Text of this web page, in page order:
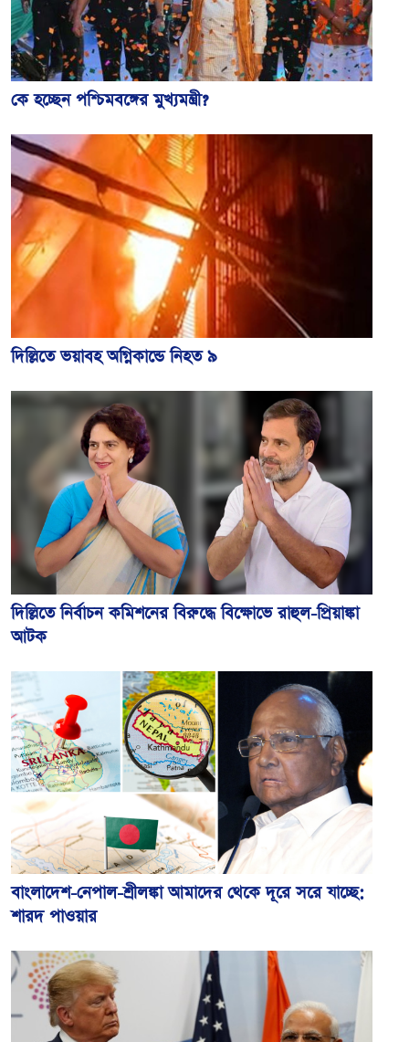
কে হচ্ছেন পশ্চিমবঙ্গের মুখ্যমন্ত্রী?
দিল্লিতে ভয়াবহ অগ্নিকান্ডে নিহত ৯
দিল্লিতে নির্বাচন কমিশনের বিরুদ্ধে বিক্ষোভে রাহুল-প্রিয়াঙ্কা
আটক
বাংলাদেশ-নেপাল-শ্রীলঙ্কা আমাদের থেকে দূরে সরে যাচ্ছে:
শারদ পাওয়ার